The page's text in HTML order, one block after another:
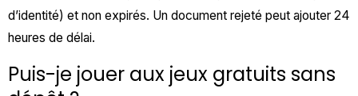
d’identité) et non expirés. Un document rejeté peut ajouter 24
heures de délai.
Puis-je jouer aux jeux gratuits sans